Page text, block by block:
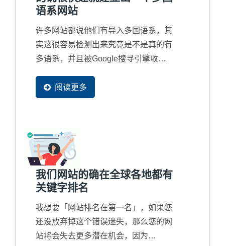
语系网站
许多网站都说他们有导入多国语系，其
实这很容易检测出来究竟是不是真的有
多语系，并且被Google搜寻引擎收录
阅读更多
我们网站的确在全球各地都有
关键字排名
我想要「网站排名在第一名」，如果您
还没放弃掉这个错误迷失，那么您的网
站将会失去更多潜在机会，因为